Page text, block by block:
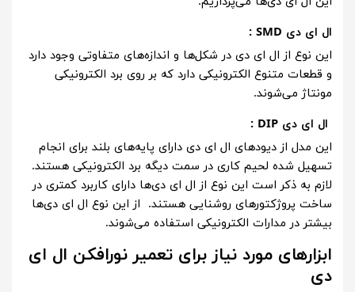
ال ای دی SMD :
این نوع از ال ای دی در شکل‌ها و اندازه‌های متفاوتی وجود دارد
و قطعات متنوع الکترونیکی دارد که بر روی برد الکترونیکی
مونتاژ می‌شوند.
ال ای دی DIP :
این مدل از دیودهای ال ای دی دارای پایه‌های بلند برای انجام
تسهیل شده لحیم کاری در سمت دیگه برد الکترونیکی هستند.
لازم به ذکر است این نوع از ال ای دی‌ها دارای کاربرد کمتری در
ساخت پروژکتورهای روشنایی هستند. از این نوع ال ای دی‌ها
بیشتر در مدارات الکترونیکی استفاده می‌شوند.
ابزارهای مورد نیاز برای تعمیر نورافکن ال ای
دی